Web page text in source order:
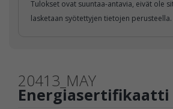
Tulokset ovat suuntaa-antavia, eivät ole
lasketaan syötettyjen tietojen perusteella.
20413_MAY
Energiasertifikaatti